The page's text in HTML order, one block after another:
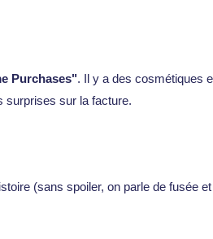
Purchases". Il y a des cosmétiques
surprises sur la facture.
(sans spoiler, on parle de fusée